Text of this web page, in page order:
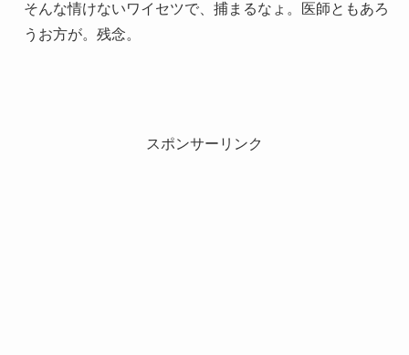
そんな情けないワイセツで、捕まるなょ。医師ともあろ
うお方が。残念。
スポンサーリンク